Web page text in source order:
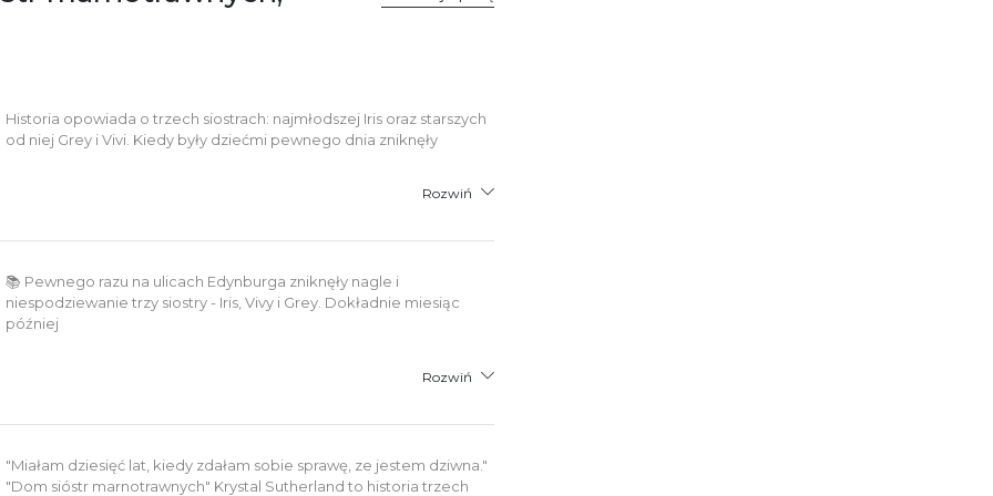
Historia opowiada o trzech siostrach: najmłodszej Iris oraz starszych
od niej Grey i Vivi. Kiedy były dziećmi pewnego dnia zniknęły
Rozwiń
📚 Pewnego razu na ulicach Edynburga zniknęły nagle i
niespodziewanie trzy siostry - Iris, Vivy i Grey. Dokładnie miesiąc
później
Rozwiń
"Miałam dziesięć lat, kiedy zdałam sobie sprawę, ze jestem dziwna."
"Dom sióstr marnotrawnych" Krystal Sutherland to historia trzech